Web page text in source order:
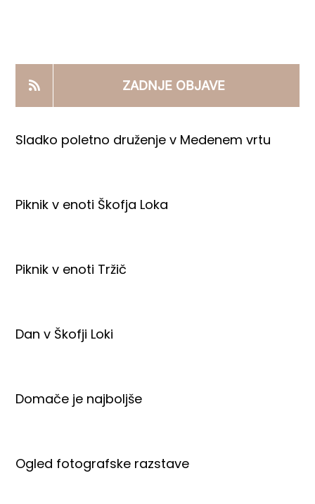
PRODAJNI IZDELKI
AKTUALNO
ZADNJE OBJAVE
Sladko poletno druženje v Medenem vrtu
Piknik v enoti Škofja Loka
Piknik v enoti Tržič
Dan v Škofji Loki
Domače je najboljše
Ogled fotografske razstave